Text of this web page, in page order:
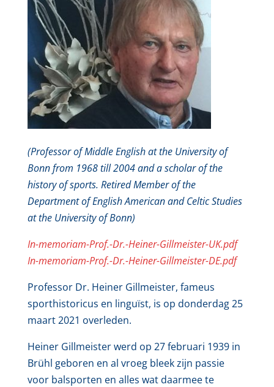
(Professor of Middle English at the University of
Bonn from 1968 till 2004 and a scholar of the
history of sports. Retired Member of the
Department of English American and Celtic Studies
at the University of Bonn)
In-memoriam-Prof.-Dr.-Heiner-Gillmeister-UK.pdf
In-memoriam-Prof.-Dr.-Heiner-Gillmeister-DE.pdf
Professor Dr. Heiner Gillmeister, fameus
sporthistoricus en linguïst, is op donderdag 25
maart 2021 overleden.
Heiner Gillmeister werd op 27 februari 1939 in
Brühl geboren en al vroeg bleek zijn passie
voor balsporten en alles wat daarmee te